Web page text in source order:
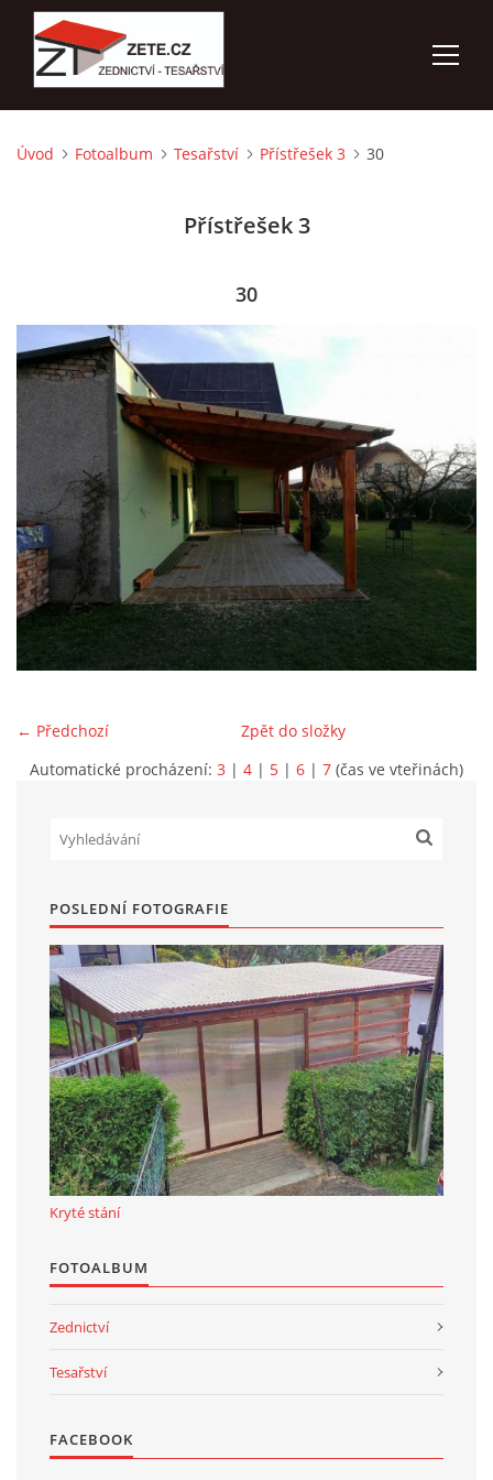
ÚVOD
KONTAKTY
3D VIZUALIZACE
Marek Petruželka
Studýnka 131
Hronov
549 46
+420 731561027
Aktualizováno: 22. 9. 2023
Úvod Fotoalbum Tesařství Přístřešek 3 30
Přístřešek 3
30
← Předchozí
Zpět do složky
Automatické procházení: 3 | 4 | 5 | 6 | 7 (čas ve vteřinách)
POSLEDNÍ FOTOGRAFIE
Kryté stání
FOTOALBUM
Zednictví
Tesařství
FACEBOOK